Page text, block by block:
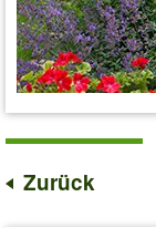
Zurück